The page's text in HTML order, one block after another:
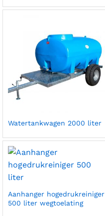
Watertankwagen 2000 liter
Aanhanger hogedrukreiniger
500 liter wegtoelating